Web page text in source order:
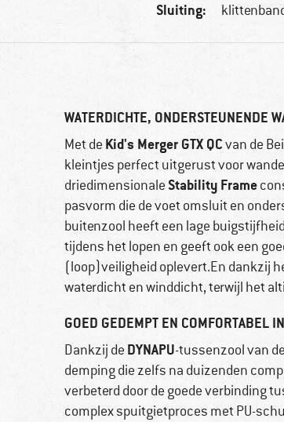
Sluiting:
WATERDICHTE, ONDERSTEUNENDE
Met de Kid's Merger GTX QCvan de
kleintjes perfect uitgerust voor
driedimensionaleStability Frame
pasvorm die de voet omsluit en
buitenzool heeft een lage
tijdens het lopen en geeft ook een
(loop)veiligheid oplevert.En dankzij
waterdicht en winddicht, terwijl het
GOED GEDEMPT EN COMFORTABEL
Dankzij de DYNAPU-tussenzool van
demping die zelfs na duizenden
verbeterd door de goede verbinding
complex spuitgietproces met PU-